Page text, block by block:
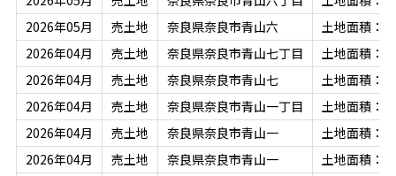
2026年05月
売土地 奈良県奈良市青山六
土地面積：
2026年04月
売土地 奈良県奈良市青山七丁目
土地面積：
2026年04月
売土地 奈良県奈良市青山七
土地面積：
2026年04月
売土地 奈良県奈良市青山一丁目
土地面積：
2026年04月
売土地 奈良県奈良市青山一
土地面積：
2026年04月
売土地 奈良県奈良市青山一
土地面積：